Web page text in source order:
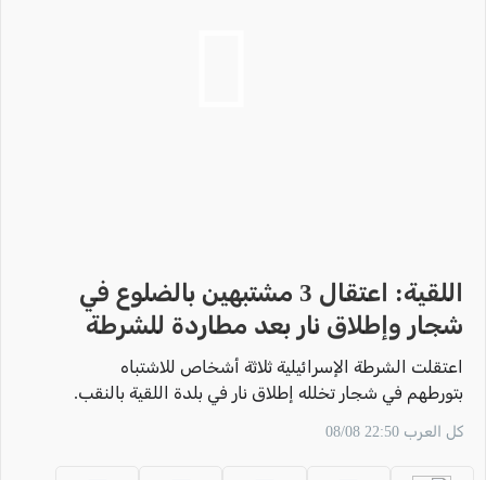
اللقية: اعتقال 3 مشتبهين بالضلوع في
شجار وإطلاق نار بعد مطاردة للشرطة
اعتقلت الشرطة الإسرائيلية ثلاثة أشخاص للاشتباه
بتورطهم في شجار تخلله إطلاق نار في بلدة اللقية بالنقب.
كل العرب 22:50 08/08